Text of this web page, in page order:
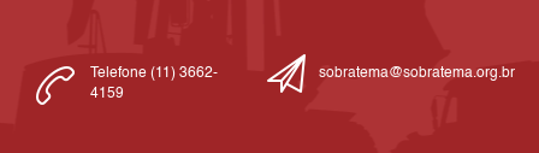
Telefone (11) 3662-
4159
sobratema@sobratema.org.br